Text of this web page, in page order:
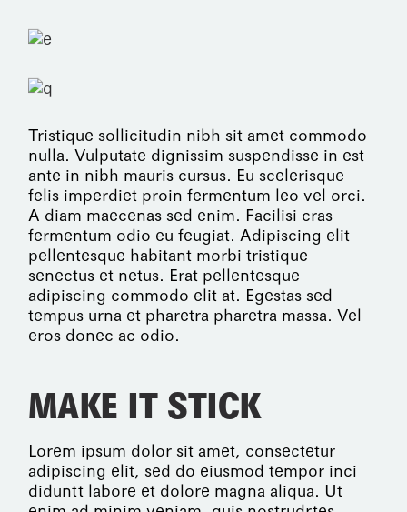
Tristique sollicitudin nibh sit amet commodo
nulla. Vulputate dignissim suspendisse in est
ante in nibh mauris cursus. Eu scelerisque
felis imperdiet proin fermentum leo vel orci.
A diam maecenas sed enim. Facilisi cras
fermentum odio eu feugiat. Adipiscing elit
pellentesque habitant morbi tristique
senectus et netus. Erat pellentesque
adipiscing commodo elit at. Egestas sed
tempus urna et pharetra pharetra massa. Vel
eros donec ac odio.
MAKE IT STICK
Lorem ipsum dolor sit amet, consectetur
adipiscing elit, sed do eiusmod tempor inci
diduntt labore et dolore magna aliqua. Ut